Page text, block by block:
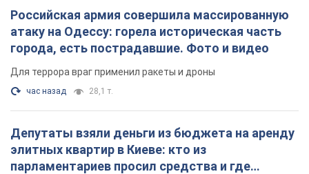
Российская армия совершила массированную
атаку на Одессу: горела историческая часть
города, есть пострадавшие. Фото и видео
Для террора враг применил ракеты и дроны
час назад 28,1 т.
Депутаты взяли деньги из бюджета на аренду
элитных квартир в Киеве: кто из
парламентариев просил средства и где